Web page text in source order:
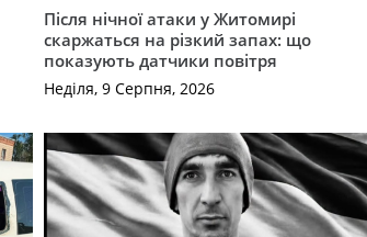
Після нічної атаки у Житомирі
скаржаться на різкий запах: що
показують датчики повітря
Неділя, 9 Серпня, 2026